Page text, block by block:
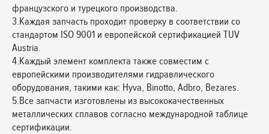
французского и турецкого производства.
3.Каждая запчасть проходит проверку в соответствии со
стандартом ISO 9001 и европейской сертификацией TUV
Austria.
4.Каждый элемент комплекта также совместим с
европейскими производителями гидравлического
оборудования, такими как: Hyva, Binotto, Adbro, Bezares.
5.Все запчасти изготовлены из высококачественных
металлических сплавов согласно международной таблице
сертификации.